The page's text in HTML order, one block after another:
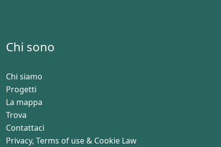
Chi sono
Chi siamo
Progetti
La mappa
Trova
Contattaci
Privacy, Terms of use & Cookie Law